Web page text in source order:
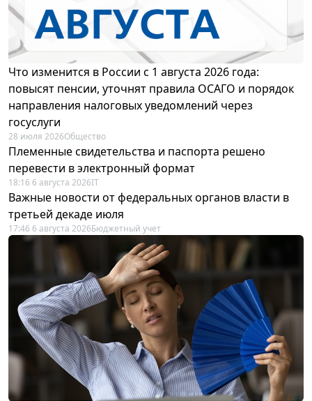
Что изменится в России с 1 августа 2026 года:
повысят пенсии, уточнят правила ОСАГО и порядок
направления налоговых уведомлений через
госуслуги
28 июля 2026Общество
Племенные свидетельства и паспорта решено
перевести в электронный формат
18:16 6 августа 2026IT
Важные новости от федеральных органов власти в
третьей декаде июля
17:46 6 августа 2026Бюджетный учет